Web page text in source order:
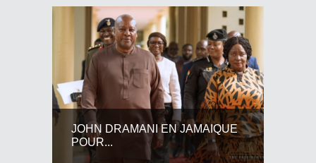
JOHN DRAMANI EN JAMAIQUE
POUR...